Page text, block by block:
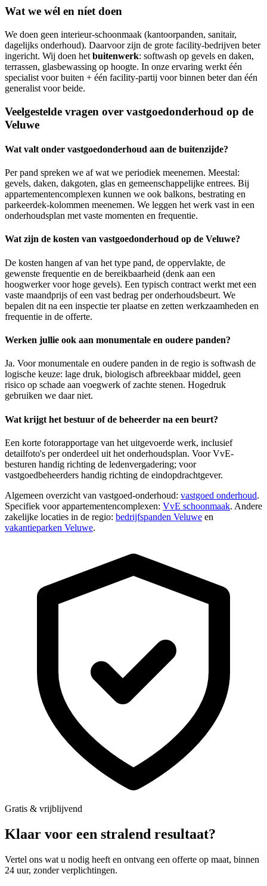
Wat we wél en níet doen
We doen geen interieur-schoonmaak (kantoorpanden, sanitair,
dagelijks onderhoud). Daarvoor zijn de grote facility-bedrijven beter
ingericht. Wij doen het buitenwerk: softwash op gevels en daken,
terrassen, glasbewassing op hoogte. In onze ervaring werkt één
specialist voor buiten + één facility-partij voor binnen beter dan één
generalist voor beide.
Veelgestelde vragen over vastgoedonderhoud op de
Veluwe
Wat valt onder vastgoedonderhoud aan de buitenzijde?
Per pand spreken we af wat we periodiek meenemen. Meestal:
gevels, daken, dakgoten, glas en gemeenschappelijke entrees. Bij
appartementencomplexen kunnen we ook balkons, bestrating en
parkeerdek-kolommen meenemen. We leggen het werk vast in een
onderhoudsplan met vaste momenten en frequentie.
Wat zijn de kosten van vastgoedonderhoud op de Veluwe?
De kosten hangen af van het type pand, de oppervlakte, de
gewenste frequentie en de bereikbaarheid (denk aan een
hoogwerker voor hoge gevels). Een typisch contract werkt met een
vaste maandprijs of een vast bedrag per onderhoudsbeurt. We
bepalen dit na een inspectie ter plaatse en zetten werkzaamheden en
frequentie in de offerte.
Werken jullie ook aan monumentale en oudere panden?
Ja. Voor monumentale en oudere panden in de regio is softwash de
logische keuze: lage druk, biologisch afbreekbaar middel, geen
risico op schade aan voegwerk of zachte stenen. Hogedruk
gebruiken we daar niet.
Wat krijgt het bestuur of de beheerder na een beurt?
Een korte fotorapportage van het uitgevoerde werk, inclusief
detailfoto's per onderdeel uit het onderhoudsplan. Voor VvE-
besturen handig richting de ledenvergadering; voor
vastgoedbeheerders handig richting de eindopdrachtgever.
Algemeen overzicht van vastgoed-onderhoud: vastgoed onderhoud.
Specifiek voor appartementencomplexen: VvE schoonmaak. Andere
zakelijke locaties in de regio: bedrijfspanden Veluwe en
vakantieparken Veluwe.
Gratis & vrijblijvend
Klaar voor een stralend resultaat?
Vertel ons wat u nodig heeft en ontvang een offerte op maat, binnen
24 uur, zonder verplichtingen.